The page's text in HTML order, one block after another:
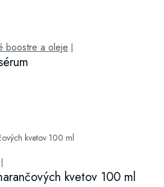
boostre a oleje |
kvetov 100 ml